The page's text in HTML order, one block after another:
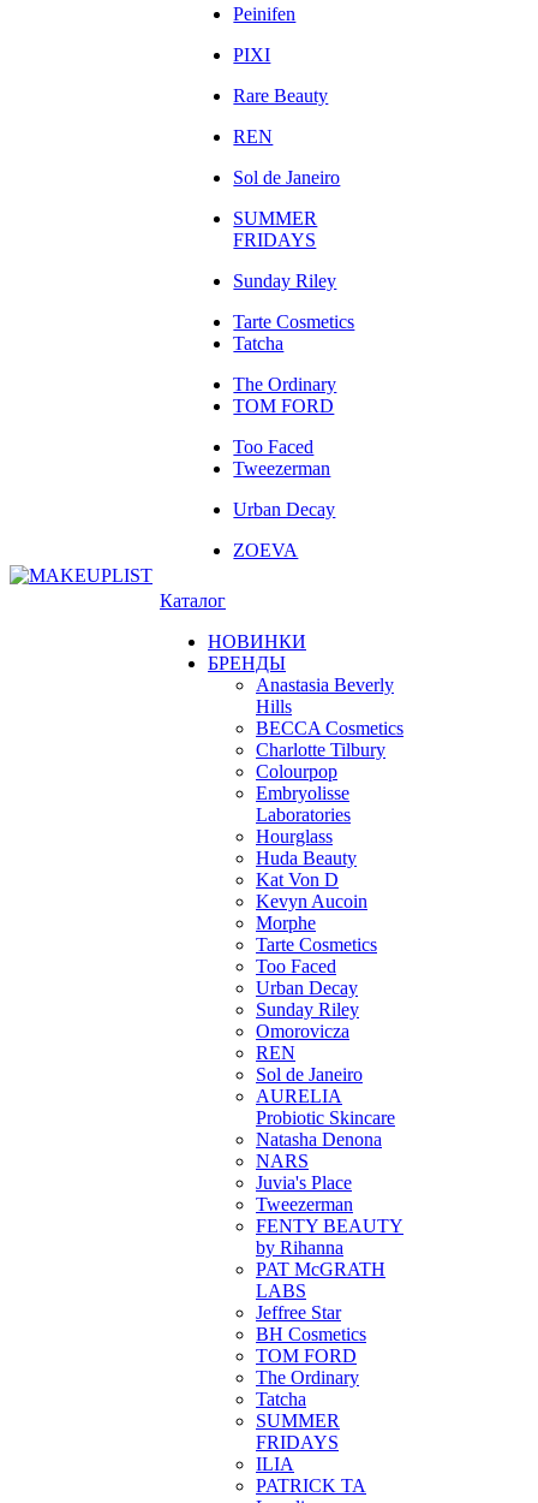
Peinifen
PIXI
Rare Beauty
REN
Sol de Janeiro
SUMMER
FRIDAYS
Sunday Riley
Tarte Cosmetics
Tatcha
The Ordinary
TOM FORD
Too Faced
Tweezerman
Urban Decay
ZOEVA
Каталог
НОВИНКИ
БРЕНДЫ
Anastasia Beverly
Hills
BECCA Cosmetics
Charlotte Tilbury
Colourpop
Embryolisse
Laboratories
Hourglass
Huda Beauty
Kat Von D
Kevyn Aucoin
Morphe
Tarte Cosmetics
Too Faced
Urban Decay
Sunday Riley
Omorovicza
REN
Sol de Janeiro
AURELIA
Probiotic Skincare
Natasha Denona
NARS
Juvia's Place
Tweezerman
FENTY BEAUTY
by Rihanna
PAT McGRATH
LABS
Jeffree Star
BH Cosmetics
TOM FORD
The Ordinary
Tatcha
SUMMER
FRIDAYS
ILIA
PATRICK TA